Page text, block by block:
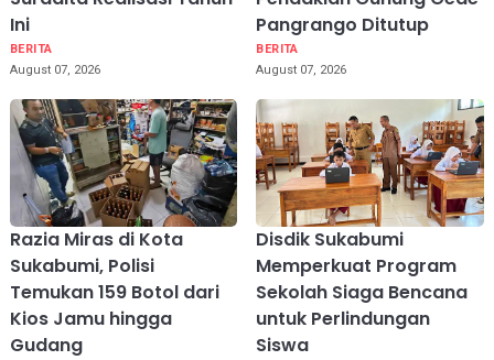
Ini
BERITA
August 07, 2026
Pangrango Ditutup
BERITA
August 07, 2026
Razia Miras di Kota
Sukabumi, Polisi
Temukan 159 Botol dari
Kios Jamu hingga
Gudang
Disdik Sukabumi
Memperkuat Program
Sekolah Siaga Bencana
untuk Perlindungan
Siswa